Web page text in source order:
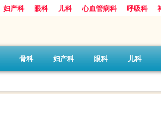
妇产科 眼科 儿科 心血管病科 呼吸科
骨科 妇产科 眼科 儿科